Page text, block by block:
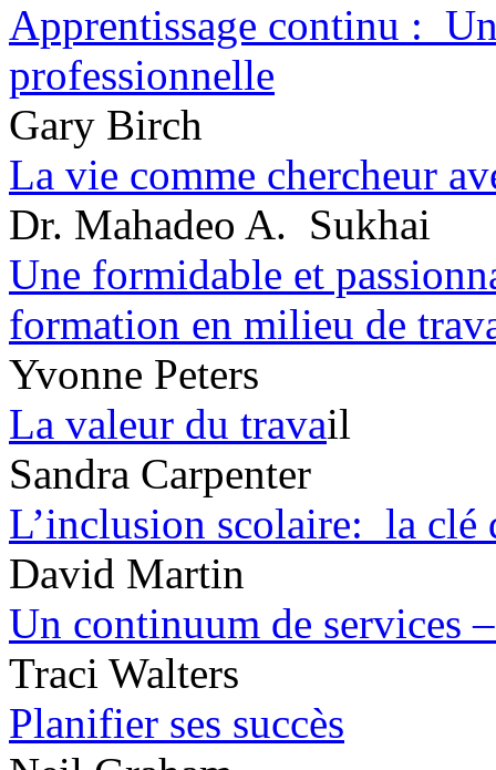
Apprentissage continu :
professionnelle
Gary Birch
La vie comme chercheur
Dr. Mahadeo A. Sukhai
Une formidable et
formation en milieu de
Yvonne Peters
La valeur du travail
Sandra Carpenter
L’inclusion scolaire: la clé
David Martin
Un continuum de services
Traci Walters
Planifier ses succès